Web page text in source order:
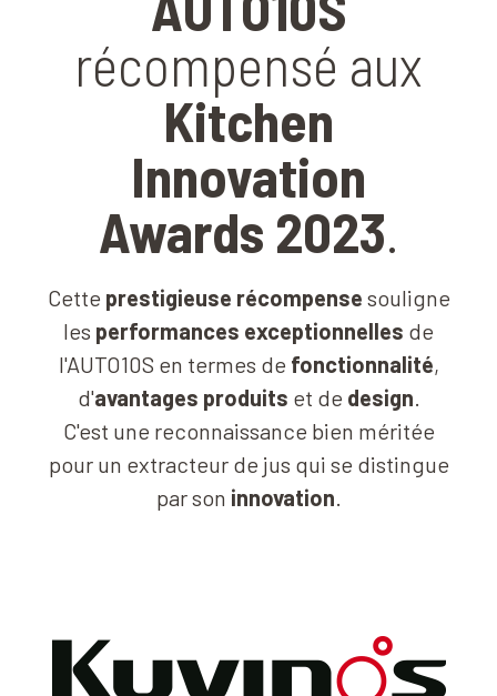
récompensé aux
Kitchen
Innovation
Awards 2023.
Cette prestigieuse récompense souligne
les performances exceptionnelles de
l'AUTO10S en termes de fonctionnalité,
d'avantages produits et de design.
C'est une reconnaissance bien méritée
pour un extracteur de jus qui se distingue
par son innovation.